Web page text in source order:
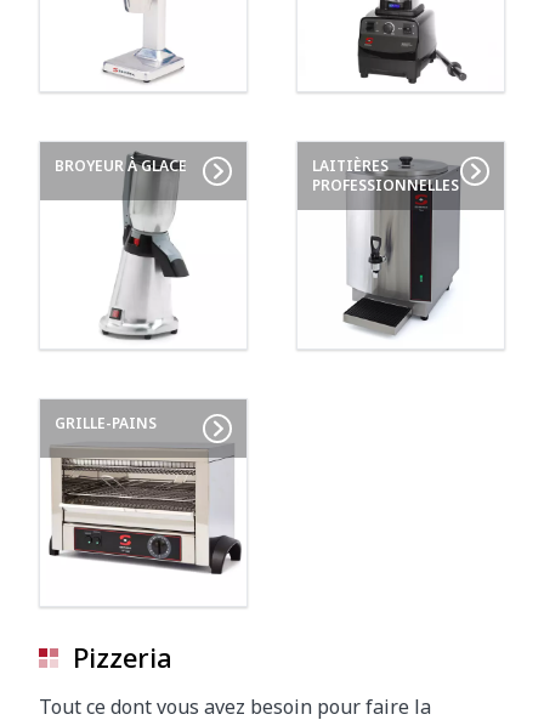
BROYEUR À GLACE
LAITIÈRES
PROFESSIONNELLES
GRILLE-PAINS
Pizzeria
Tout ce dont vous avez besoin pour faire la